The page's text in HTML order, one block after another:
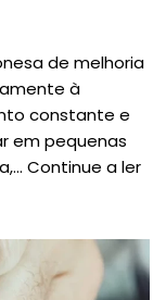
de melhoria
à
constante e
em pequenas
Continue a ler